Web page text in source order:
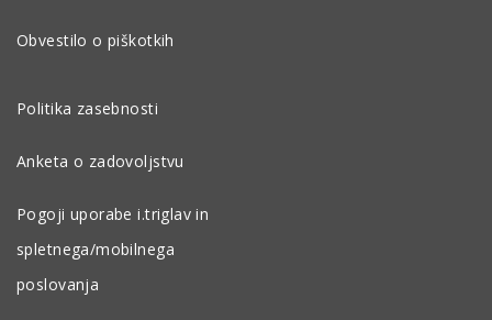
Obvestilo o piškotkih
Politika zasebnosti
Anketa o zadovoljstvu
Pogoji uporabe i.triglav in
spletnega/mobilnega
poslovanja